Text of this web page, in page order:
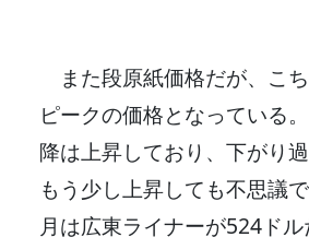
また段原紙価格だが、こ
ピークの価格となっている
降は上昇しており、下がり
もう少し上昇しても不思議
月は広東ライナーが524ド